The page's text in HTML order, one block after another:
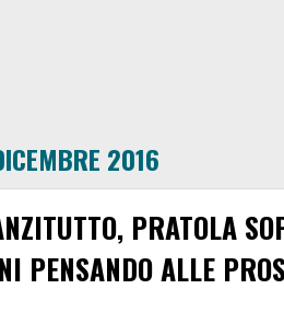
2016
PRATOLA
PENSANDO ALLE